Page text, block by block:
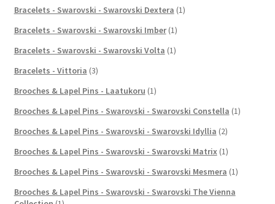
Bracelets - Swarovski - Swarovski Dextera (1)
Bracelets - Swarovski - Swarovski Imber (1)
Bracelets - Swarovski - Swarovski Volta (1)
Bracelets - Vittoria (3)
Brooches & Lapel Pins - Laatukoru (1)
Brooches & Lapel Pins - Swarovski - Swarovski Constella (1)
Brooches & Lapel Pins - Swarovski - Swarovski Idyllia (2)
Brooches & Lapel Pins - Swarovski - Swarovski Matrix (1)
Brooches & Lapel Pins - Swarovski - Swarovski Mesmera (1)
Brooches & Lapel Pins - Swarovski - Swarovski The Vienna